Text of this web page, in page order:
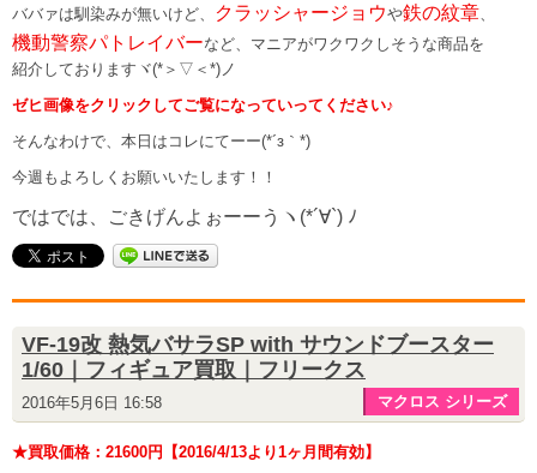
ババァは馴染みが無いけど、 クラッシャージョウや鉄の紋章
機動警察パトレイバーなど、マニアがワクワクしそうな商品を
紹介しておりますヾ(*＞▽＜*)ノ
ゼヒ画像をクリックしてご覧になっていってください♪
そんなわけで、本日はコレにてーー(*´з｀*)
今週もよろしくお願いいたします！！
ではでは、ごきげんよぉーーうヽ(*´∀`) ﾉ
VF-19改 熱気バサラSP with サウンドブースター
1/60｜フィギュア買取｜フリークス
2016年5月6日 16:58 マクロス シリーズ
★買取価格：21600円【2016/4/13より1ヶ月間有効】